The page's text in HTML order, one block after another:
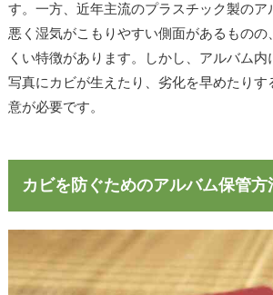
す。一方、近年主流のプラスチック製のア
悪く湿気がこもりやすい側面があるものの
くい特徴があります。しかし、アルバム内
写真にカビが生えたり、劣化を早めたりす
意が必要です。
カビを防ぐためのアルバム保管方